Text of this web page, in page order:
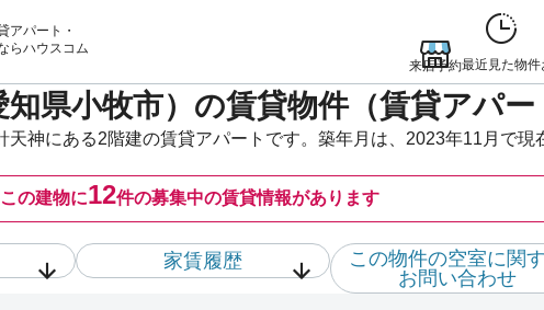
アパート・
らハウスコム
来店予約最近見た物件
県小牧市）の賃貸物件（賃貸アパー
神にある2階建の賃貸アパートです。築年月は、2023年11月で現
この建物に12件の募集中の賃貸情報があります
家賃履歴
この物件の空室に関
お問い合わせ